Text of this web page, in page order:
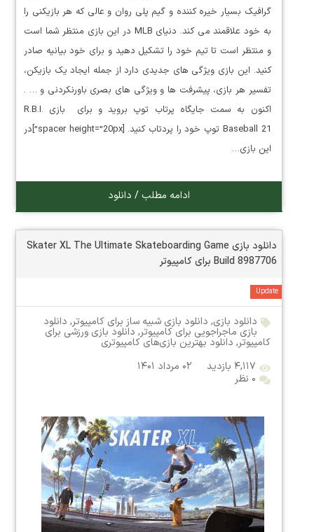
گرافیک بسیار خیره کننده و گیم پلی روان و عالی که هر بازیکنی را
به خود علاقمند می کند. دنیای MLB در این بازی منتظر شما است
و منتظر است تا تیم خود را تشکیل دهید و برای خود بیانیه صادر
کنید. این بازی ویژگی های جدیدی دارد از جمله ایجاد یک بازیکن،
تفسیر هر بازی، پیشرفت ها و ویژگی های بصری باورنکردنی و … .
اکنون به سمت جایگاه پرتاب توپ بروید و برای بازی R.B.I.
Baseball 21 توپ خود را پردتاب کنید. [spacer height=”20px”]در
این بازی…
ادامه مطلب / دانلود
دانلود بازی Skater XL The Ultimate Skateboarding Game
Build 8987706 برای کامپیوتر
Update
دانلود بازی, دانلود بازی شبیه ساز برای کامپیوتر, دانلود
بازی ماجراجویی برای کامپیوتر, دانلود بازی ورزشی برای
کامپیوتر, دانلود بهترین بازی‌های کامپیوتری
۴,۱۱۷ بازدید
۰۲ مرداد ۱۴۰۱
۰ نظر